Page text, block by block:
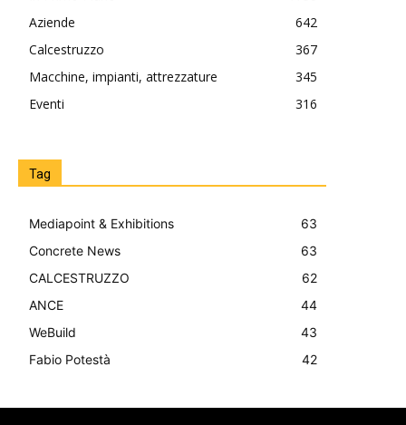
Aziende
642
Calcestruzzo
367
Macchine, impianti, attrezzature
345
Eventi
316
Tag
Mediapoint & Exhibitions
63
Concrete News
63
CALCESTRUZZO
62
ANCE
44
WeBuild
43
Fabio Potestà
42